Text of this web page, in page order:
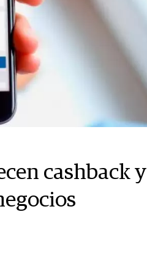
cashback y